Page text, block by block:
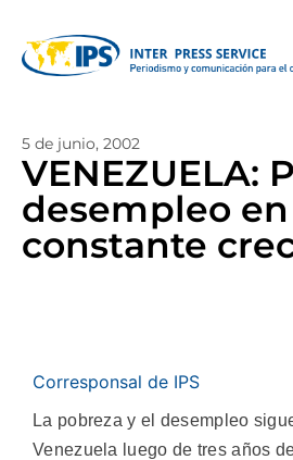
5 de junio, 2002
VENEZUELA:
desempleo en
constante
Corresponsal de IPS
La pobreza y el desempleo
Venezuela luego de tres años